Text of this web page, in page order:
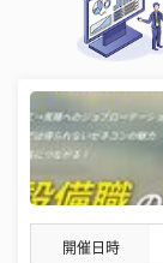
開催日時